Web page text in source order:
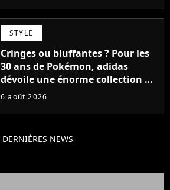
STYLE
Cringes ou bluffantes ? Pour les
30 ans de Pokémon, adidas
dévoile une énorme collection de
sneakers et je ne sais pas quoi en
6 août 2026
DERNIÈRES NEWS